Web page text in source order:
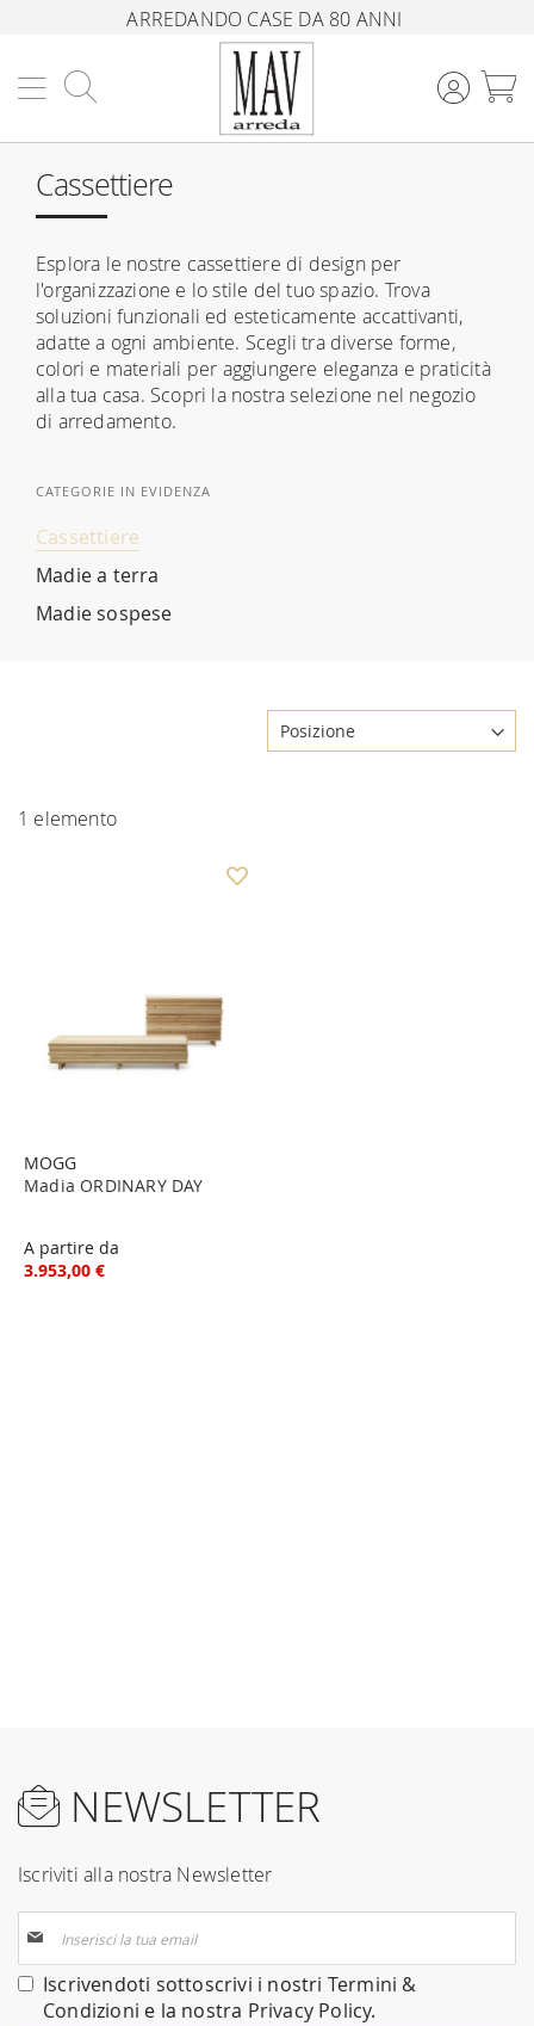
ARREDANDO CASE DA 80 ANNI
Cassettiere
Esplora le nostre cassettiere di design per
l'organizzazione e lo stile del tuo spazio. Trova
soluzioni funzionali ed esteticamente accattivanti,
adatte a ogni ambiente. Scegli tra diverse forme,
colori e materiali per aggiungere eleganza e praticità
alla tua casa. Scopri la nostra selezione nel negozio
di arredamento.
CATEGORIE IN EVIDENZA
Cassettiere
Madie a terra
Madie sospese
1 elemento
MOGG
Madia ORDINARY DAY
A partire da
3.953,00 €
NEWSLETTER
Iscriviti alla nostra Newsletter
alla
nostra
Newsletter:
Iscrivendoti sottoscrivi i nostri Termini &
Condizioni e la nostra Privacy Policy.